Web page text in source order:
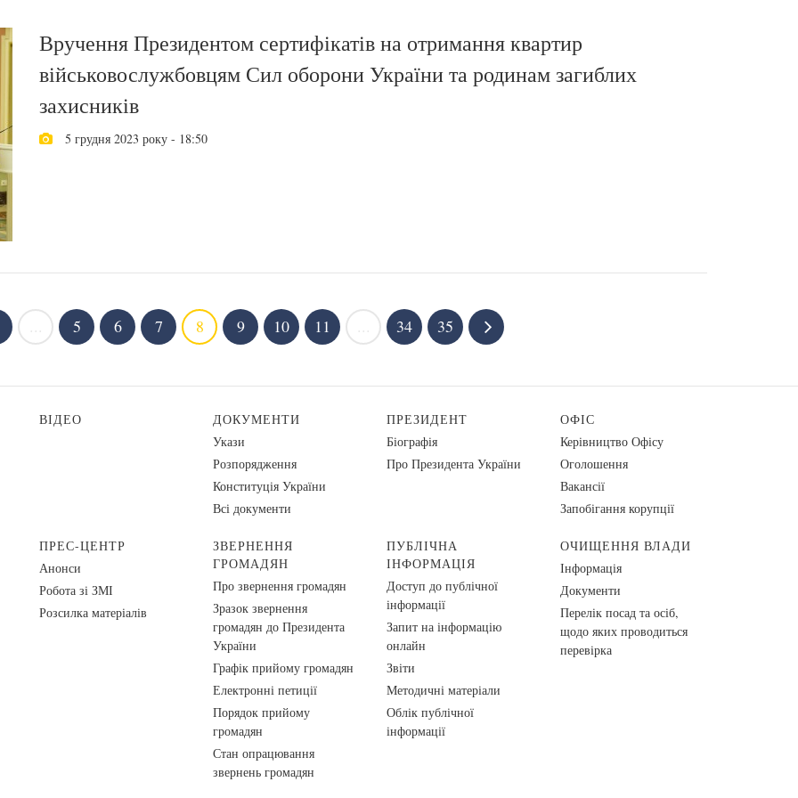
Вручення Президентом сертифікатів на отримання квартир
військовослужбовцям Сил оборони України та родинам загиблих
захисників
5 грудня 2023 року - 18:50
5 6 7 8 9 10 11 34 35
ВІДЕО
ДОКУМЕНТИ
Укази
Розпорядження
Конституція України
Всі документи
ПРЕЗИДЕНТ
Біографія
Про Президента України
ОФІС
Керівництво Офісу
Оголошення
Вакансії
Запобігання корупції
ПРЕС-ЦЕНТР
Анонси
Робота зі ЗМІ
Розсилка матеріалів
ЗВЕРНЕННЯ
ГРОМАДЯН
Про звернення громадян
Зразок звернення
громадян до Президента
України
Графік прийому громадян
Електронні петиції
Порядок прийому
громадян
Стан опрацювання
звернень громадян
ПУБЛІЧНА
ІНФОРМАЦІЯ
Доступ до публічної
інформації
Запит на інформацію
онлайн
Звіти
Методичні матеріали
Облік публічної
інформації
ОЧИЩЕННЯ ВЛАДИ
Інформація
Документи
Перелік посад та осіб,
щодо яких проводиться
перевірка